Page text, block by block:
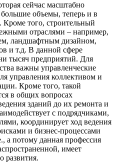
сейчас масштабно
большие объемы, теперь и в
Кроме того, строительный
отраслями – например,
ландшафтным дизайном,
и т.д. В данной сфере
тысяч предприятий. Для
важны управленческие
управления коллективом и
Кроме того, такой
в общих вопросах
зданий до их ремонта и
с подрядчиками,
координирует ход ведения
и бизнес-процессами
а потому данная профессия
имеет
развития.